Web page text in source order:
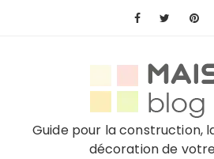
Guide pour la construction,
décoration de